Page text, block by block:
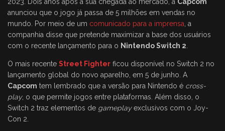
2023. Dois anos após a sua chegada ao mercado, a Capcom
anunciou que o jogo já passa de 5 milhões em vendas no
mundo. Por meio de um comunicado para a imprensa, a
companhia disse que pretende maximizar a base dos usuários
com o recente lançamento para o Nintendo Switch 2.
O mais recente Street Fighter ficou disponível no Switch 2 no
lançamento global do novo aparelho, em 5 de junho. A
Capcom tem lembrado que a versão para Nintendo é cross-
play, o que permite jogos entre plataformas. Além disso, o
Switch 2 traz elementos de gameplayexclusivos com o Joy-
Con 2.